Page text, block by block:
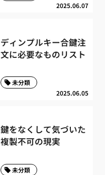
2025.06.07
ディンプルキー合鍵注
文に必要なものリスト
2025.06.05
未分類
鍵をなくして気づいた
複製不可の現実
未分類